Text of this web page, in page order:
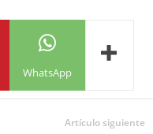
WhatsApp
Artículo siguiente